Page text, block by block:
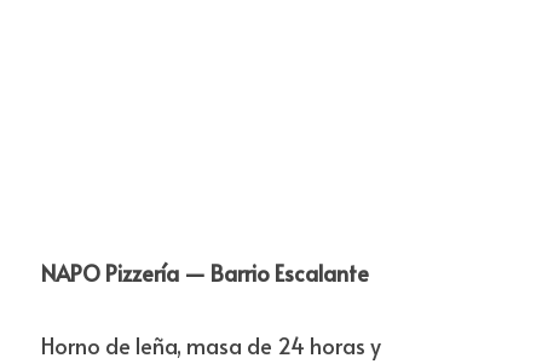
NAPO Pizzería — Barrio Escalante
Horno de leña, masa de 24 horas y